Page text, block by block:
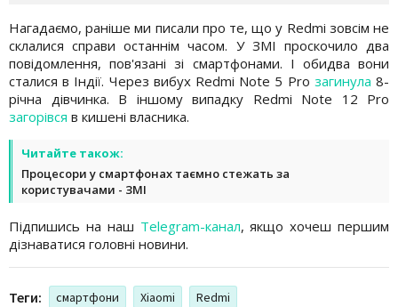
Нагадаємо, раніше ми писали про те, що у Redmi зовсім не
склалися справи останнім часом. У ЗМІ проскочило два
повідомлення, пов'язані зі смартфонами. І обидва вони
сталися в Індії. Через вибух Redmi Note 5 Pro загинула 8-
річна дівчинка. В іншому випадку Redmi Note 12 Pro
загорівся в кишені власника.
Читайте також:
Процесори у смартфонах таємно стежать за
користувачами - ЗМІ
Підпишись на наш Telegram-канал, якщо хочеш першим
дізнаватися головні новини.
Теги: смартфони Xiaomi Redmi